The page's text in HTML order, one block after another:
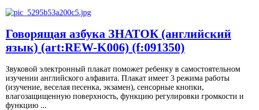
Говорящая азбука ЗНАТОК (английский
язык) (art:REW-K006) (f:091350)
Звуковой электронный плакат поможет ребенку в самостоятельном
изучении английского алфавита. Плакат имеет 3 режима работы
(изучение, веселая песенка, экзамен), сенсорные кнопки,
влагозащищенную поверхность, функцию регулировки громкости и
функцию ...